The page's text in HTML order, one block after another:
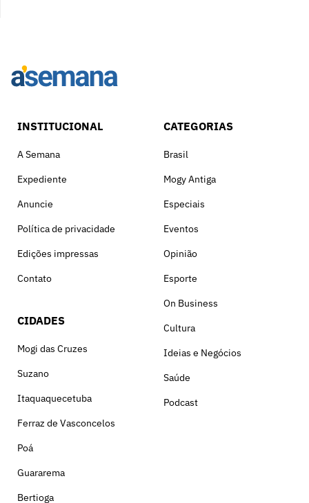
INSTITUCIONAL
A Semana
Expediente
Anuncie
Política de privacidade
Edições impressas
Contato
CIDADES
Mogi das Cruzes
Suzano
Itaquaquecetuba
Ferraz de Vasconcelos
Poá
Guararema
Bertioga
CATEGORIAS
Brasil
Mogy Antiga
Especiais
Eventos
Opinião
Esporte
On Business
Cultura
Ideias e Negócios
Saúde
Podcast